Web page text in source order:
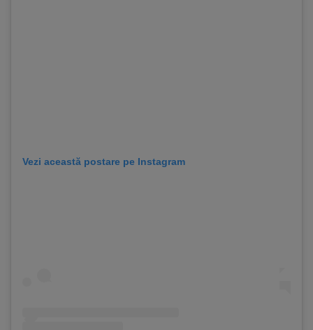
Vezi această postare pe Instagram